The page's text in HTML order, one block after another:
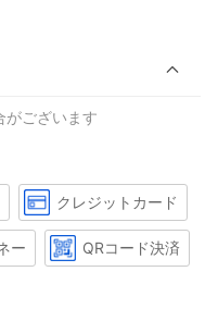
がございます
クレジットカード
ー QRコード決済